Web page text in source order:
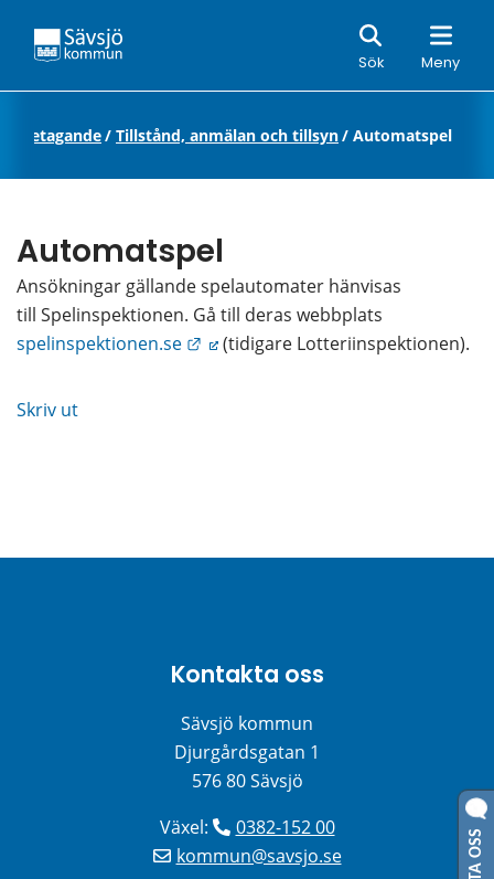
Sök Meny
Sök
företagande/ Tillstånd, anmälan och tillsyn/ Automatspel
Automatspel
Ansökningar gällande spelautomater hänvisas
spelinspektionen.se
Länk till annan webbplats.
(tidigare Lotteriinspektionen).
Skriv ut
Kontakta oss
Sävsjö kommun
Djurgårdsgatan 1
576 80 Sävsjö
Växel:
0382-152 00
kommun@savsjo.se